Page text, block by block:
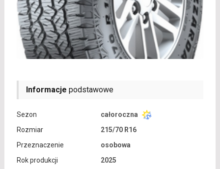
Informacje podstawowe
Sezon
całoroczna
Rozmiar
215/70 R16
Przeznaczenie
osobowa
Rok produkcji
2025